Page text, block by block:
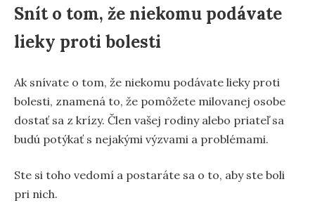
Snít o tom, že niekomu podávate
lieky proti bolesti
Ak snívate o tom, že niekomu podávate lieky proti
bolesti, znamená to, že pomôžete milovanej osobe
dostať sa z krízy. Člen vašej rodiny alebo priateľ sa
budú potýkať s nejakými výzvami a problémami.
Ste si toho vedomí a postaráte sa o to, aby ste boli
pri nich.